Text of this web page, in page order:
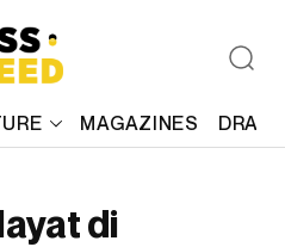
MAGAZINES
di